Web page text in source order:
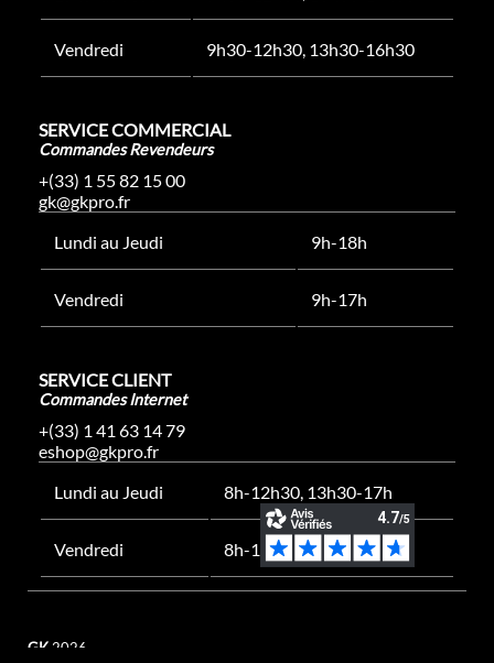
Vendredi 9h30-12h30, 13h30-16h30
SERVICE COMMERCIAL
Commandes Revendeurs
+(33) 1 55 82 15 00
gk@gkpro.fr
Lundi au Jeudi
9h-18h
Vendredi 9h-17h
SERVICE CLIENT
Commandes Internet
+(33) 1 41 63 14 79
eshop@gkpro.fr
Lundi au Jeudi
8h-12h30, 13h30-17h
Vendredi 8h-12h30, 13h30-16h
GK 2026